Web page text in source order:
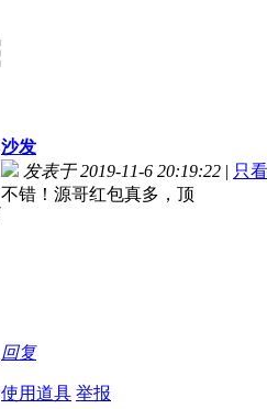
沙发
发表于 2019-11-6 20:19:22 | 只
不错！源哥红包真多，顶
回复
使用道具 举报